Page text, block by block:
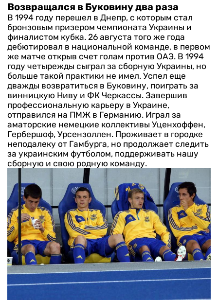
Возвращался в Буковину два раза
В 1994 году перешел в Днепр, с которым стал
бронзовым призером чемпионата Украины и
финалистом кубка. 26 августа того же года
дебютировал в национальной команде, в первом
же матче открыв счет голам против ОАЭ. В 1994
году четырежды сыграл за сборную Украины, но
больше такой практики не имел. Успел еще
дважды возвратиться в Буковину, поиграть за
винницкую Ниву и ФК Черкассы. Завершив
профессиональную карьеру в Украине,
отправился на ПМЖ в Германию. Играл за
аматорские немецкие коллективы Уценхоффен,
Гербершоф, Урсензоллен. Проживает в городке
неподалеку от Гамбурга, но продолжает следить
за украинским футболом, поддерживать нашу
сборную и свою родную команду.